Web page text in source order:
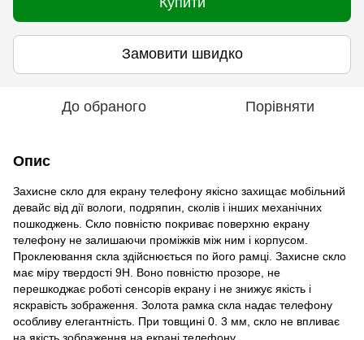
Замовити швидко
До обраного Порівняти
Опис
Захисне скло для екрану телефону якісно захищає мобільний
девайс від дії вологи, подряпин, сколів і інших механічних
пошкоджень. Скло повністю покриває поверхню екрану
телефону не залишаючи проміжків між ним і корпусом.
Проклеювання скла здійснюється по його рамці. Захисне скло
має міру твердості 9Н. Воно повністю прозоре, не
перешкоджає роботі сенсорів екрану і не знижує якість і
яскравість зображення. Золота рамка скла надає телефону
особливу елегантність. При товщині 0. 3 мм, скло не впливає
на якість зображення на екрані телефону.